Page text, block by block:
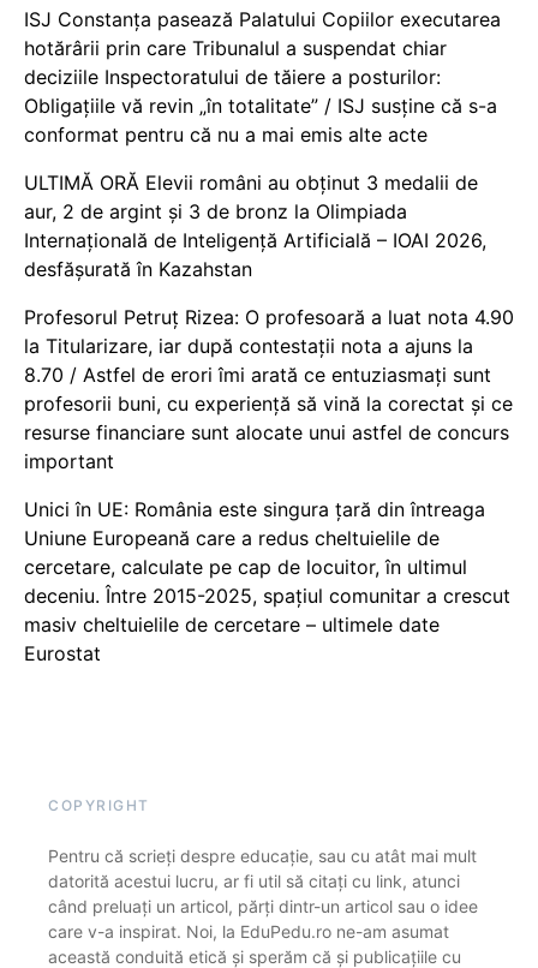
ISJ Constanța pasează Palatului Copiilor executarea
hotărârii prin care Tribunalul a suspendat chiar
deciziile Inspectoratului de tăiere a posturilor:
Obligațiile vă revin „în totalitate” / ISJ susține că s-a
conformat pentru că nu a mai emis alte acte
ULTIMĂ ORĂ Elevii români au obținut 3 medalii de
aur, 2 de argint și 3 de bronz la Olimpiada
Internațională de Inteligență Artificială – IOAI 2026,
desfășurată în Kazahstan
Profesorul Petruț Rizea: O profesoară a luat nota 4.90
la Titularizare, iar după contestații nota a ajuns la
8.70 / Astfel de erori îmi arată ce entuziasmați sunt
profesorii buni, cu experiență să vină la corectat și ce
resurse financiare sunt alocate unui astfel de concurs
important
Unici în UE: România este singura țară din întreaga
Uniune Europeană care a redus cheltuielile de
cercetare, calculate pe cap de locuitor, în ultimul
deceniu. Între 2015-2025, spațiul comunitar a crescut
masiv cheltuielile de cercetare – ultimele date
Eurostat
COPYRIGHT
Pentru că scrieți despre educație, sau cu atât mai mult
datorită acestui lucru, ar fi util să citați cu link, atunci
când preluați un articol, părți dintr-un articol sau o idee
care v-a inspirat. Noi, la EduPedu.ro ne-am asumat
această conduită etică și sperăm că și publicațiile cu